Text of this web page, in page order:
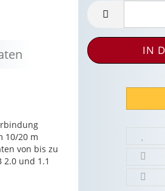
10/20 m
von bis zu
2.0 und 1.1